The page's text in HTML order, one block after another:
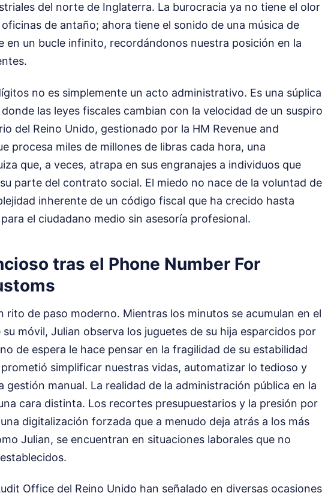
del norte de Inglaterra. La burocracia ya no tiene el olor
de antaño; ahora tiene el sonido de una música de
en un bucle infinito, recordándonos nuestra posición en la
no es simplemente un acto administrativo. Es una súplica
las leyes fiscales cambian con la velocidad de un suspiro
del Reino Unido, gestionado por la HM Revenue and
procesa miles de millones de libras cada hora, una
que, a veces, atrapa en sus engranajes a individuos que
parte del contrato social. El miedo no nace de la voluntad de
inherente de un código fiscal que ha crecido hasta
el ciudadano medio sin asesoría profesional.
tras el Phone Number For
rito de paso moderno. Mientras los minutos se acumulan en el
móvil, Julian observa los juguetes de su hija esparcidos por
de espera le hace pensar en la fragilidad de su estabilidad
simplificar nuestras vidas, automatizar lo tedioso y
gestión manual. La realidad de la administración pública en la
cara distinta. Los recortes presupuestarios y la presión por
digitalización forzada que a menudo deja atrás a los más
Julian, se encuentran en situaciones laborales que no
Office del Reino Unido han señalado en diversas ocasiones